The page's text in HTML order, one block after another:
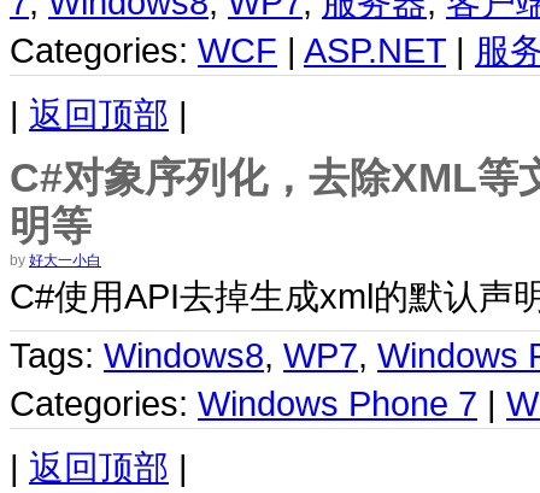
Categories: WCF | ASP.NET | 服
| 返回顶部 |
C#对象序列化，去除XML等
明等
by 好大一小白
C#使用API去掉生成xml的默认声
Tags: Windows8, WP7, Windows
Categories: Windows Phone 7 |
| 返回顶部 |